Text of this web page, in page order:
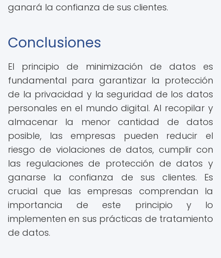
ganará la confianza de sus clientes.
Conclusiones
El principio de minimización de datos es
fundamental para garantizar la protección
de la privacidad y la seguridad de los datos
personales en el mundo digital. Al recopilar y
almacenar la menor cantidad de datos
posible, las empresas pueden reducir el
riesgo de violaciones de datos, cumplir con
las regulaciones de protección de datos y
ganarse la confianza de sus clientes. Es
crucial que las empresas comprendan la
importancia de este principio y lo
implementen en sus prácticas de tratamiento
de datos.